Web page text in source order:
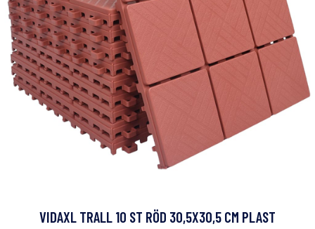
VIDAXL TRALL 10 ST RÖD 30,5X30,5 CM PLAST